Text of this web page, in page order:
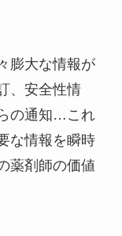
膨大な情報が
、安全性情
の通知…これ
な情報を瞬時
薬剤師の価値